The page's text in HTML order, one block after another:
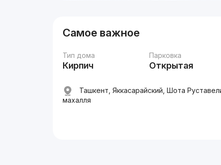
Самое важное
Тип дома
Кирпич
Парковка
Открытая
Ташкент, Яккасарайский, Шота
махалля